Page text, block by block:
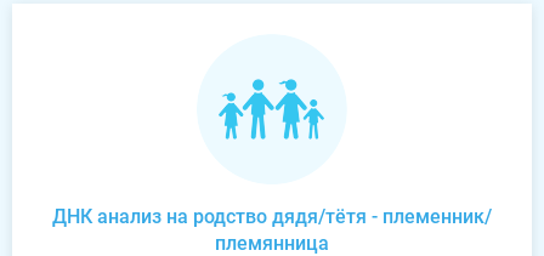
ДНК анализ на родство дядя/тётя - племенник/
племянница